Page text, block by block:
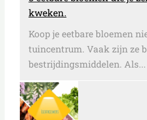
kweken.
Koop je eetbare bloemen
tuincentrum. Vaak zijn ze
bestrijdingsmiddelen. Als...